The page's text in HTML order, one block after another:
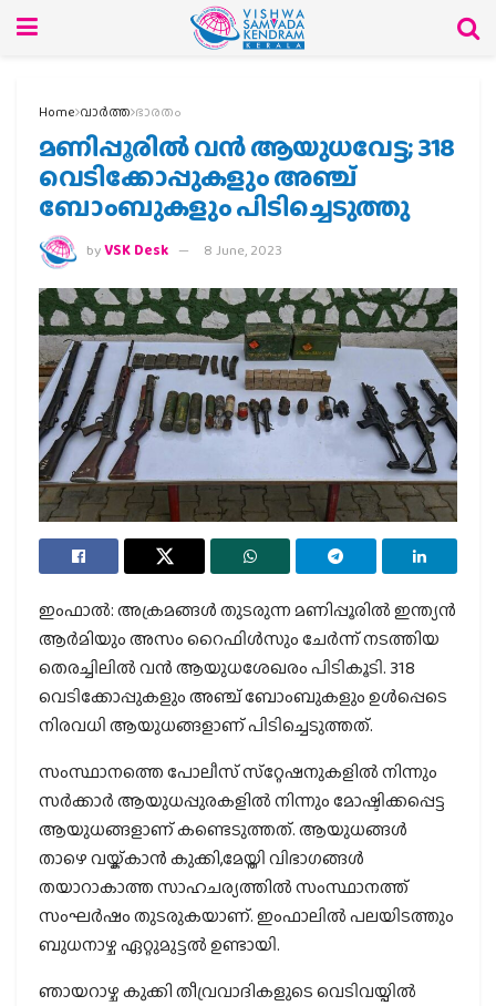
Home വാര്‍ത്ത ഭാരതം
മണിപ്പൂരില്‍ വൻ ആയുധവേട്ട; 318
വെടിക്കോപ്പുകളും അഞ്ച്
ബോംബുകളും പിടിച്ചെടുത്തു
byVSK Desk 8 June, 2023
ഇംഫാല്‍: അക്രമങ്ങൾ തുടരുന്ന മണിപ്പൂരില്‍ ഇന്ത്യന്‍
ആര്‍മിയും അസം റൈഫിള്‍സും ചേര്‍ന്ന് നടത്തിയ
തെരച്ചിലില്‍ വന്‍ ആയുധശേഖരം പിടികൂടി. 318
വെടിക്കോപ്പുകളും അഞ്ച് ബോംബുകളും ഉള്‍പ്പെടെ
നിരവധി ആയുധങ്ങളാണ് പിടിച്ചെടുത്തത്.
സംസ്ഥാനത്തെ പോലീസ് സ്‌റ്റേഷനുകളില്‍ നിന്നും
സര്‍ക്കാര്‍ ആയുധപ്പുരകളില്‍ നിന്നും മോഷ്ടിക്കപ്പെട്ട
ആയുധങ്ങളാണ് കണ്ടെടുത്തത്. ആയുധങ്ങള്‍
താഴെ വയ്ക്കാന്‍ കുക്കി,മേയ്തി വിഭാഗങ്ങള്‍
തയാറാകാത്ത സാഹചര്യത്തില്‍ സംസ്ഥാനത്ത്
സംഘര്‍ഷം തുടരുകയാണ്. ഇംഫാലില്‍ പലയിടത്തും
ബുധനാഴ്ച ഏറ്റുമുട്ടല്‍ ഉണ്ടായി.
ഞായറാഴ്ച കുക്കി തീവ്രവാദികളുടെ വെടിവയ്പിൽ